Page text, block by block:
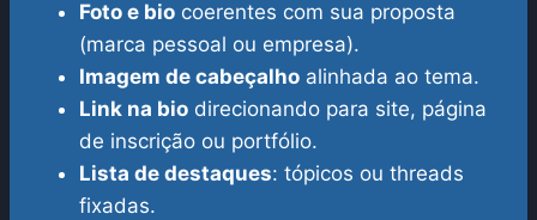
Foto e bio coerentes com sua proposta
(marca pessoal ou empresa).
Imagem de cabeçalho alinhada ao tema.
Link na bio direcionando para site, página
de inscrição ou portfólio.
Lista de destaques: tópicos ou threads
fixadas.